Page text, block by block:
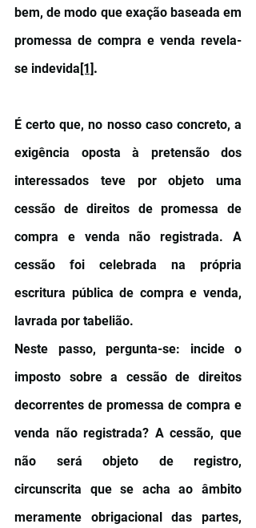
bem, de modo que exação baseada em
promessa de compra e venda revela-
se indevida [1].
É certo que, no nosso caso concreto, a
exigência oposta à pretensão dos
interessados teve por objeto uma
cessão de direitos de promessa de
compra e venda não registrada. A
cessão foi celebrada na própria
escritura pública de compra e venda,
lavrada por tabelião.
Neste passo, pergunta-se: incide o
imposto sobre a cessão de direitos
decorrentes de promessa de compra e
venda não registrada? A cessão, que
não será objeto de registro,
circunscrita que se acha ao âmbito
meramente obrigacional das partes,